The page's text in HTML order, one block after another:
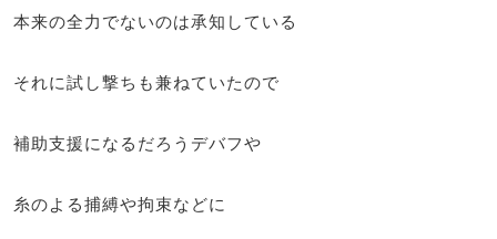
本来の全力でないのは承知している
それに試し撃ちも兼ねていたので
補助支援になるだろうデバフや
糸のよる捕縛や拘束などに